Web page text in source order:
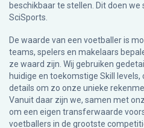
beschikbaar te stellen. Dit doen
SciSports
De waarde van een voetballer is
teams, spelers en makelaars
ze waard zijn. Wij gebruiken
huidige en toekomstige Skill
details om zo onze unieke
Vanuit daar zijn we, samen met
om een eigen transferwaarde
voetballers in de grootste